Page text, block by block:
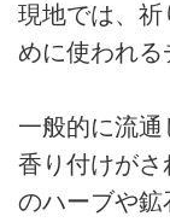
現地では、
めに使われる
一般的に流
香り付けが
のハーブや鉱